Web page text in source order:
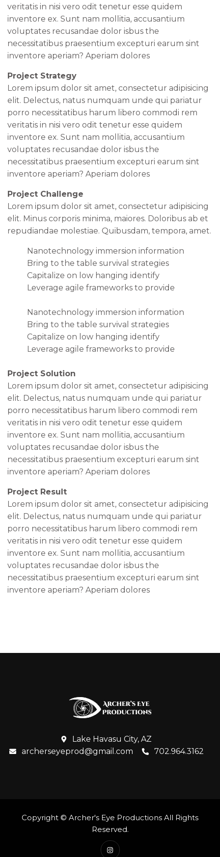
veritatis in nisi vero odit tenetur esse quidem
inventore ex. Sunt nam mollitia, accusantium
voluptates recusandae dolor isbus the
necessitatibus praesentium excepturi earum sint
inventore aperiam? Aperiam dolores
Project Strategy
Lorem ipsum dolor sit amet, consectetur adipisicing
elit. Delectus, natus numquam unde qui pariatur
porro necessitatibus harum libero commodi rem
veritatis in nisi vero odit tenetur esse quidem
inventore ex. Sunt nam mollitia, accusantium
voluptates recusandae dolor isbus the
necessitatibus praesentium excepturi earum sint
inventore aperiam? Aperiam dolores
Project Challenge
Lorem ipsum dolor sit amet, consectetur adipisicing
elit. Minus corporis minima, maiores. Doloribus ab et
repudiandae molestiae. Quibusdam, tempora, amet.
Nanotechnology immersion information
Bring to the table survival strategies
Capitalize on low hanging identify
Leverage agile frameworks to provide
Nanotechnology immersion information
Bring to the table survival strategies
Capitalize on low hanging identify
Leverage agile frameworks to provide
Project Solution
Lorem ipsum dolor sit amet, consectetur adipisicing
elit. Delectus, natus numquam unde qui pariatur
porro necessitatibus harum libero commodi rem
veritatis in nisi vero odit tenetur esse quidem
inventore ex. Sunt nam mollitia, accusantium
voluptates recusandae dolor isbus the
necessitatibus praesentium excepturi earum sint
inventore aperiam? Aperiam dolores
Project Result
Lorem ipsum dolor sit amet, consectetur adipisicing
elit. Delectus, natus numquam unde qui pariatur
porro necessitatibus harum libero commodi rem
veritatis in nisi vero odit tenetur esse quidem
inventore ex. Sunt nam mollitia, accusantium
voluptates recusandae dolor isbus the
necessitatibus praesentium excepturi earum sint
inventore aperiam? Aperiam dolores
Lake Havasu City, AZ
archerseyeprod@gmail.com
702.964.3162
Copyright © Archer's Eye Productions All Rights
Reserved.